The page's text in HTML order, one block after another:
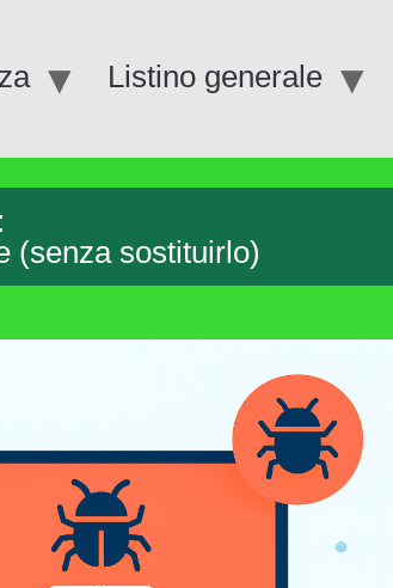
Listino generale
(senza sostituirlo)